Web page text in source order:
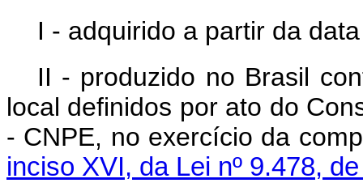
I - adquirido a partir da
II - produzido no Brasil
local definidos por ato do
- CNPE, no exercício da
inciso XVI, da Lei nº 9.478,